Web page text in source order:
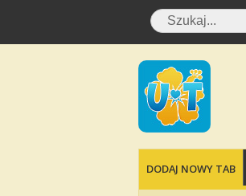
DODAJ NOWY TAB